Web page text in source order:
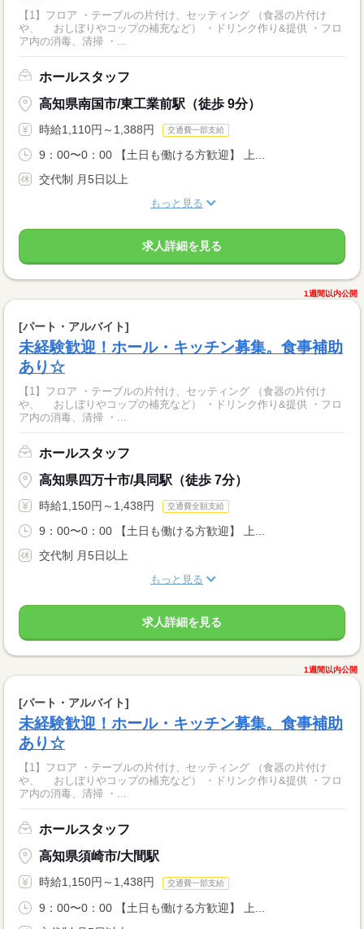
【1】フロア ・テーブルの片付け、セッティング （食器の片付け
や、 おしぼりやコップの補充など） ・ドリンク作り&提供 ・フロ
ア内の消毒、清掃 ・...
ホールスタッフ
高知県南国市/東工業前駅（徒歩 9分）
時給1,110円～1,388円 交通費一部支給
9：00〜0：00 【土日も働ける方歓迎】 上...
交代制 月5日以上
もっと見る
求人詳細を見る
1週間以内公開
[パート・アルバイト]
未経験歓迎！ホール・キッチン募集。食事補助
あり☆
【1】フロア ・テーブルの片付け、セッティング （食器の片付け
や、 おしぼりやコップの補充など） ・ドリンク作り&提供 ・フロ
ア内の消毒、清掃 ・...
ホールスタッフ
高知県四万十市/具同駅（徒歩 7分）
時給1,150円～1,438円 交通費全額支給
9：00〜0：00 【土日も働ける方歓迎】 上...
交代制 月5日以上
もっと見る
求人詳細を見る
1週間以内公開
[パート・アルバイト]
未経験歓迎！ホール・キッチン募集。食事補助
あり☆
【1】フロア ・テーブルの片付け、セッティング （食器の片付け
や、 おしぼりやコップの補充など） ・ドリンク作り&提供 ・フロ
ア内の消毒、清掃 ・...
ホールスタッフ
高知県須崎市/大間駅
時給1,150円～1,438円 交通費一部支給
9：00〜0：00 【土日も働ける方歓迎】 上...